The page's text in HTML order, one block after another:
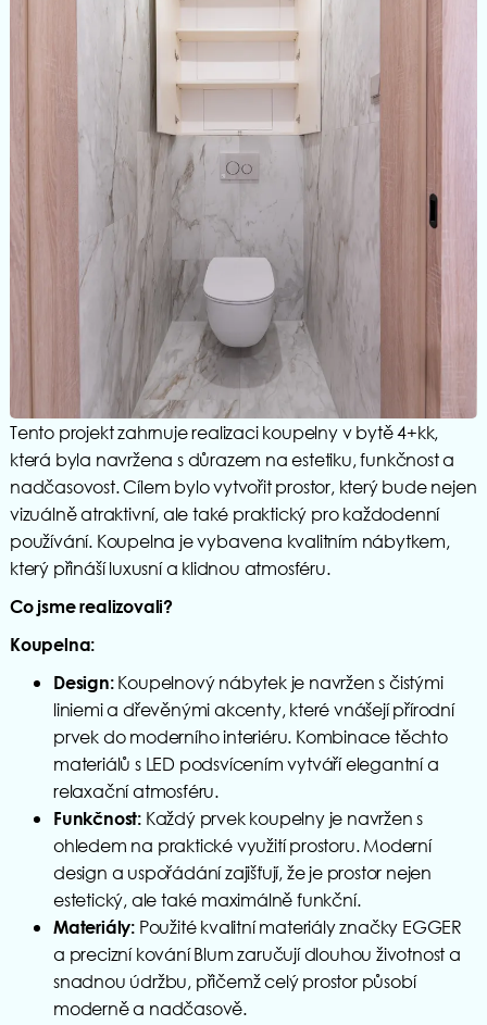
Tento projekt zahrnuje realizaci koupelny v bytě 4+kk,
která byla navržena s důrazem na estetiku, funkčnost a
nadčasovost. Cílem bylo vytvořit prostor, který bude nejen
vizuálně atraktivní, ale také praktický pro každodenní
používání. Koupelna je vybavena kvalitním nábytkem,
který přináší luxusní a klidnou atmosféru.
Co jsme realizovali?
Koupelna:
Design:Koupelnový nábytek je navržen s čistými
liniemi a dřevěnými akcenty, které vnášejí přírodní
prvek do moderního interiéru. Kombinace těchto
materiálů s LED podsvícením vytváří elegantní a
relaxační atmosféru.
Funkčnost:Každý prvek koupelny je navržen s
ohledem na praktické využití prostoru. Moderní
design a uspořádání zajišťují, že je prostor nejen
estetický, ale také maximálně funkční.
Materiály:Použité kvalitní materiály značky EGGER
a precizní kování Blum zaručují dlouhou životnost a
snadnou údržbu, přičemž celý prostor působí
moderně a nadčasově.